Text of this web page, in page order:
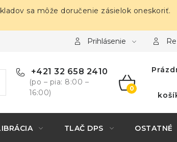
sa môže doručenie zásielok oneskoriť.
Prihlásenie
+421 32 658 2410
(po – pia: 8:00 –
16:00)
TLAČ DPS OSTATNÉ